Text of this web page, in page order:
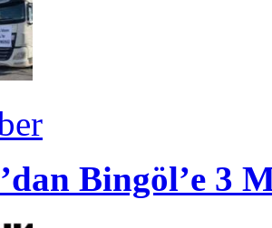
Bingöl’e 3